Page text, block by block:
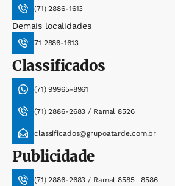
(71) 2886-1613
Demais localidades
71 2886-1613
Classificados
(71) 99965-8961
(71) 2886-2683 / Ramal 8526
classificados@grupoatarde.com.br
Publicidade
(71) 2886-2683 / Ramal 8585 | 8586